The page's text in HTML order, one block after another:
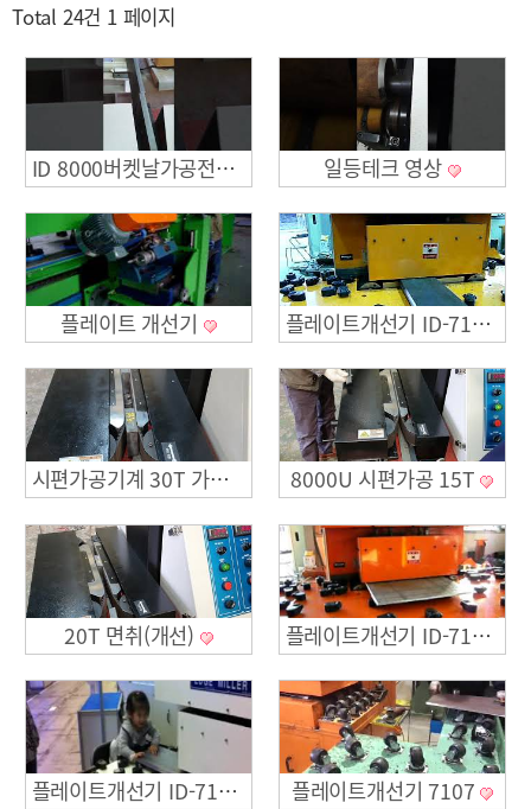
Total 24건 1 페이지
ID 8000버켓날가공전용기영상 일등테크 영상
플레이트 개선기 플레이트개선기 ID-7106(2)
시편가공기계 30T 가공 8000U 시편가공 15T
20T 면취(개선) 플레이트개선기 ID-7106(1)
플레이트개선기 ID-7106 플레이트개선기 7107